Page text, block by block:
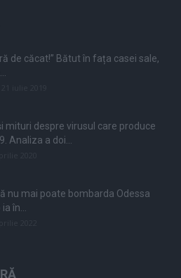
de căcat!” Bătut în fața casei sale,
mituri despre virusul care produce
Analiza a doi...
nu mai poate bombarda Odessa
în...